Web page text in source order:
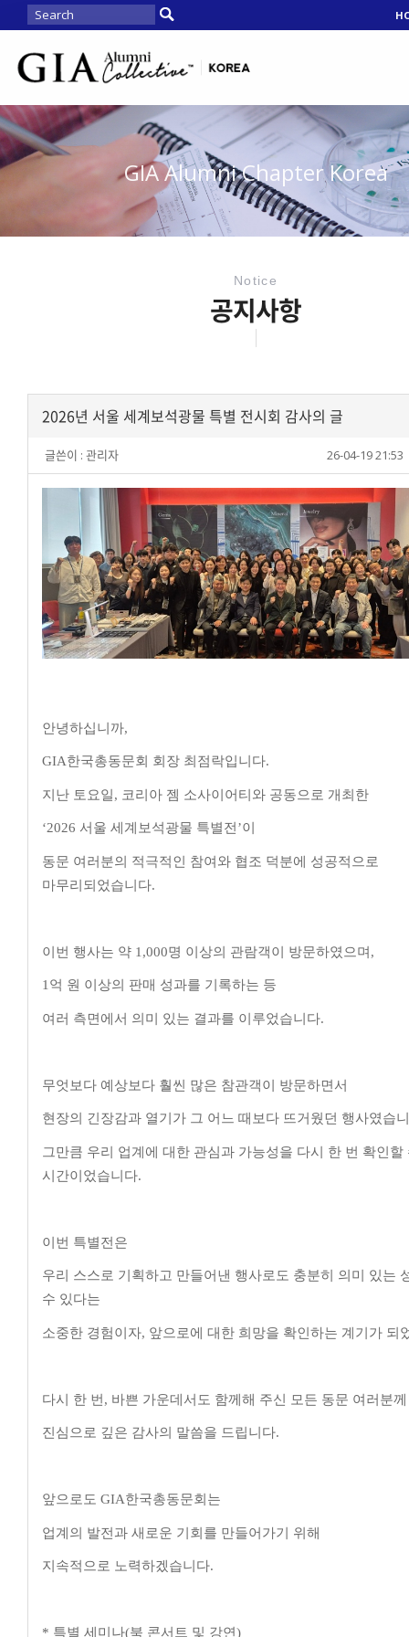
GIA Alumni Chapter Korea
Notice
공지사항
2026년 서울 세계보석광물 특별 전시회 감사의 글
글쓴이 : 관리자 26-04-19 21:53
안녕하십니까,
GIA한국총동문회 회장 최점락입니다.
지난 토요일, 코리아 젬 소사이어티와 공동으로 개최한
‘2026 서울 세계보석광물 특별전 ’이
동문 여러분의 적극적인 참여와 협조 덕분에 성공적으로
마무리되었습니다.
이번 행사는 약 1,000명 이상의 관람객이 방문하였으며 ,
1 억 원 이상의 판매 성과를 기록하는 등
여러 측면에서 의미 있는 결과를 이루었습니다.
무엇보다 예상보다 훨씬 많은 참관객이 방문하면서
현장의 긴장감과 열기가 그 어느 때보다 뜨거웠던 행사였습
그만큼 우리 업계에 대한 관심과 가능성을 다시 한 번 확인할
시간이었습니다.
이번 특별전은
우리 스스로 기획하고 만들어낸 행사로도 충분히 의미 있는
수 있다는
소중한 경험이자, 앞으로에 대한 희망을 확인하는 계기가 되
다시 한 번 , 바쁜 가운데서도 함께해 주신 모든 동문 여러분께
진심으로 깊은 감사의 말씀을 드립니다.
앞으로도 GIA한국총동문회는
업계의 발전과 새로운 기회를 만들어가기 위해
지속적으로 노력하겠습니다.
* 특별 세미나(북 콘서트 및 강연)